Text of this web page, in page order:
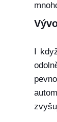
I